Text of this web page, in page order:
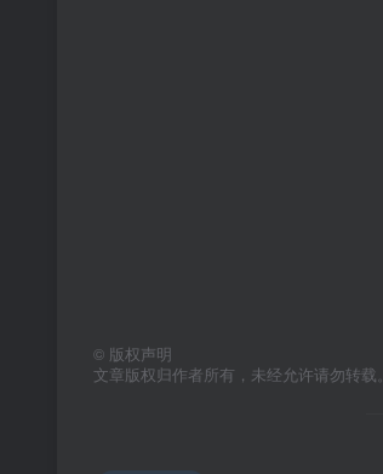
© 版权声明
文章版权归作者所有，未经允许请勿转载。